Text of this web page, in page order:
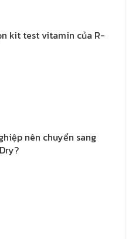
kit test vitamin của R-
nên chuyển sang